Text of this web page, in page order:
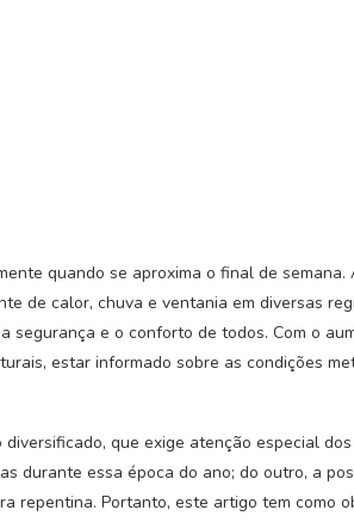
quando se aproxima o final de semana.
de calor, chuva e ventania em diversas
segurança e o conforto de todos. Com o
estar informado sobre as condições
que exige atenção especial dos
durante essa época do ano; do outro, a
repentina. Portanto, este artigo tem como